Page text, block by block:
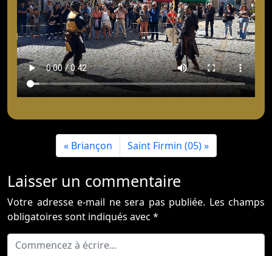
Briançon Saint Firmin (05)
Laisser un commentaire
Votre adresse e-mail ne sera pas publiée. Les champs
obligatoires sont indiqués avec *